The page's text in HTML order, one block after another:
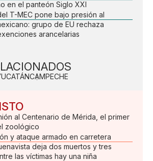
en el panteón Siglo XXI
T-MEC pone bajo presión al
grupo de EU rechaza
arancelarias
CAMPECHE
al Centenario de Mérida, el primer
zoológico
y ataque armado en carretera
deja dos muertos y tres
las víctimas hay una niña